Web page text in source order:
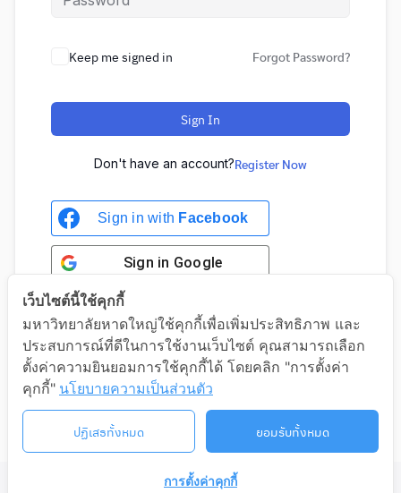
Keep me signed in Forgot Password?
Sign In
Don't have an account?Register Now
Sign in with Facebook
Sign in Google
Sign in with Google
©2026 LIFELONG.HU.AC.TH. ALL RIGHTS RESERVED.
เว็บไซต์นี้ใช้คุกกี้
มหาวิทยาลัยหาดใหญ่ใช้คุกกี้เพื่อเพิ่มประสิทธิภาพ และ
ประสบการณ์ที่ดีในการใช้งานเว็บไซต์ คุณสามารถเลือก
ตั้งค่าความยินยอมการใช้คุกกี้ได้ โดยคลิก "การตั้งค่า
คุกกี้" นโยบายความเป็นส่วนตัว
ปฏิเสธทั้งหมด ยอมรับทั้งหมด
การตั้งค่าคุกกี้